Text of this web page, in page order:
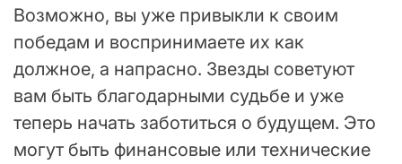
Возможно, вы уже привыкли к своим
победам и воспринимаете их как
должное, а напрасно. Звезды советуют
вам быть благодарными судьбе и уже
теперь начать заботиться о будущем. Это
могут быть финансовые или технические